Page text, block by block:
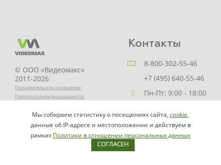
© ООО «Видеомакс»
2011-2026
Пользовательское соглашение
Политика конфиденциальности
НАПИСАТЬ
РУКОВОДИТЕЛЮ
Контакты
8-800-302-55-46
+7 (495) 640-55-46
Пн-Пт: 9:00 - 18:00
info@videomax.ru
Карта сайта
Мы собираем статистику о посещениях сайта, cookie,
данные об IP-адресе и местоположении и действуем в
рамках Политики в отношении персональных данных
СОГЛАСЕН